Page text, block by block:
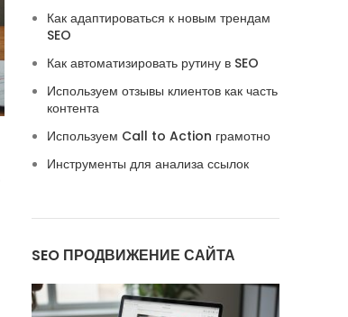
Как адаптироваться к новым трендам
SEO
Как автоматизировать рутину в SEO
Используем отзывы клиентов как часть
контента
Используем Call to Action грамотно
Инструменты для анализа ссылок
SEO ПРОДВИЖЕНИЕ САЙТА